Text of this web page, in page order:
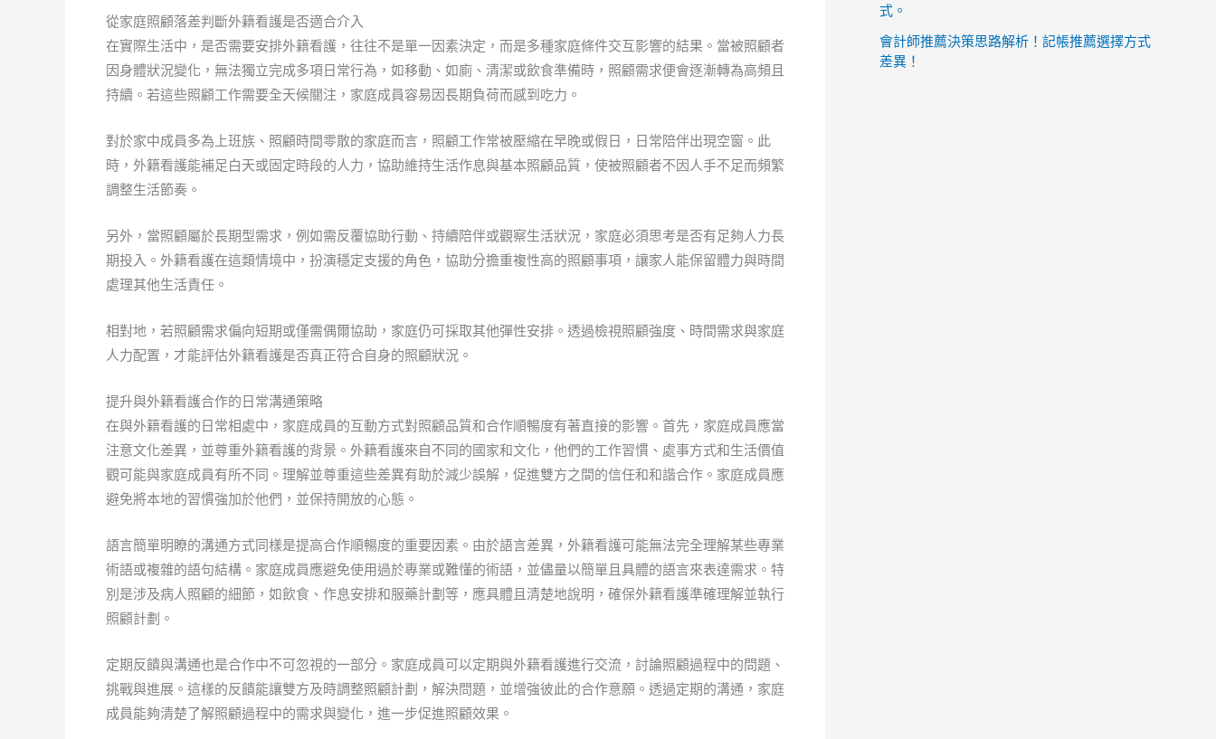
從家庭照顧落差判斷外籍看護是否適合介入
在實際生活中，是否需要安排外籍看護，往往不是單一因素決定，而是多種家庭條件交互影響的結果。當被照顧者
因身體狀況變化，無法獨立完成多項日常行為，如移動、如廁、清潔或飲食準備時，照顧需求便會逐漸轉為高頻且
持續。若這些照顧工作需要全天候關注，家庭成員容易因長期負荷而感到吃力。
對於家中成員多為上班族、照顧時間零散的家庭而言，照顧工作常被壓縮在早晚或假日，日常陪伴出現空窗。此
時，外籍看護能補足白天或固定時段的人力，協助維持生活作息與基本照顧品質，使被照顧者不因人手不足而頻繁
調整生活節奏。
另外，當照顧屬於長期型需求，例如需反覆協助行動、持續陪伴或觀察生活狀況，家庭必須思考是否有足夠人力長
期投入。外籍看護在這類情境中，扮演穩定支援的角色，協助分擔重複性高的照顧事項，讓家人能保留體力與時間
處理其他生活責任。
相對地，若照顧需求偏向短期或僅需偶爾協助，家庭仍可採取其他彈性安排。透過檢視照顧強度、時間需求與家庭
人力配置，才能評估外籍看護是否真正符合自身的照顧狀況。
提升與外籍看護合作的日常溝通策略
在與外籍看護的日常相處中，家庭成員的互動方式對照顧品質和合作順暢度有著直接的影響。首先，家庭成員應當
注意文化差異，並尊重外籍看護的背景。外籍看護來自不同的國家和文化，他們的工作習慣、處事方式和生活價值
觀可能與家庭成員有所不同。理解並尊重這些差異有助於減少誤解，促進雙方之間的信任和和諧合作。家庭成員應
避免將本地的習慣強加於他們，並保持開放的心態。
語言簡單明瞭的溝通方式同樣是提高合作順暢度的重要因素。由於語言差異，外籍看護可能無法完全理解某些專業
術語或複雜的語句結構。家庭成員應避免使用過於專業或難懂的術語，並儘量以簡單且具體的語言來表達需求。特
別是涉及病人照顧的細節，如飲食、作息安排和服藥計劃等，應具體且清楚地說明，確保外籍看護準確理解並執行
照顧計劃。
定期反饋與溝通也是合作中不可忽視的一部分。家庭成員可以定期與外籍看護進行交流，討論照顧過程中的問題、
挑戰與進展。這樣的反饋能讓雙方及時調整照顧計劃，解決問題，並增強彼此的合作意願。透過定期的溝通，家庭
成員能夠清楚了解照顧過程中的需求與變化，進一步促進照顧效果。
式。
會計師推薦決策思路解析！記帳推薦選擇方式
差異！